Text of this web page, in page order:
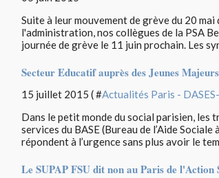
Suite à leur mouvement de grève du 20
l'administration, nos collègues de la PSA
journée de grève le 11 juin prochain. Les
Secteur Educatif auprès des Jeunes
15 juillet 2015 ( #Actualités Paris -
Dans le petit monde du social parisien,
services du BASE (Bureau de l’Aide
répondent à l’urgence sans plus avoir le
Le SUPAP FSU dit non au Paris de